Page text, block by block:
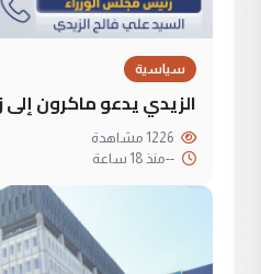
سياسية
الزيدي يدعو ماكرون إلى
--منذ 18 ساعة